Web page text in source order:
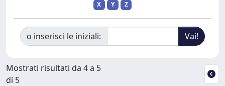
X
Y Z
o inserisci le iniziali:
Mostrati risultati da 4 a 5
di 5